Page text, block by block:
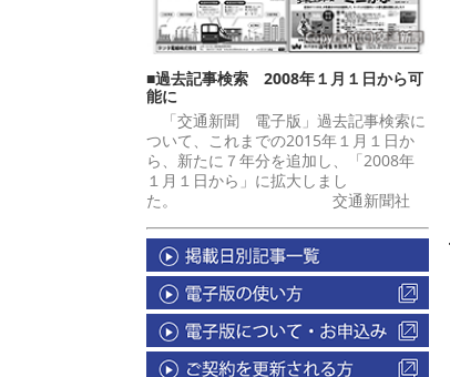
■過去記事検索 2008年１月１日から可
能に
「交通新聞 電子版」過去記事検索に
ついて、これまでの2015年１月１日か
ら、新たに７年分を追加し、「2008年
１月１日から」に拡大しまし
た。 交通新聞社